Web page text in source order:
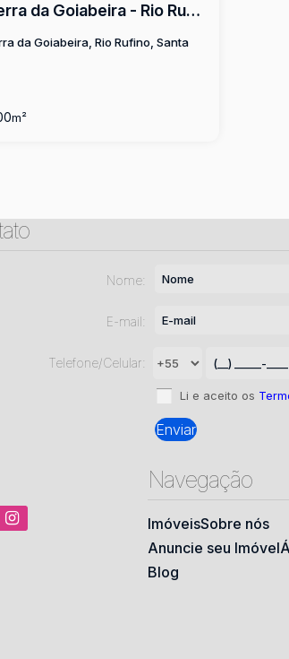
Chácara na Serra da Goiabeira - Rio Rufino
da Goiabeira, Rio Rufino, Santa
m²
Nome:
E-mail:
Telefone/Celular:
Li e aceito os
Navegação
ImóveisSobre nós
Anuncie seu Imóvel
Blog